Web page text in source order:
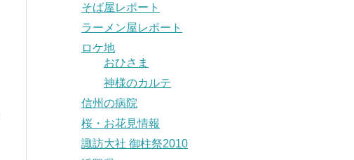
そば屋レポート
ラーメン屋レポート
ロケ地
おひさま
神様のカルテ
信州の病院
桜・お花見情報
諏訪大社 御柱祭2010